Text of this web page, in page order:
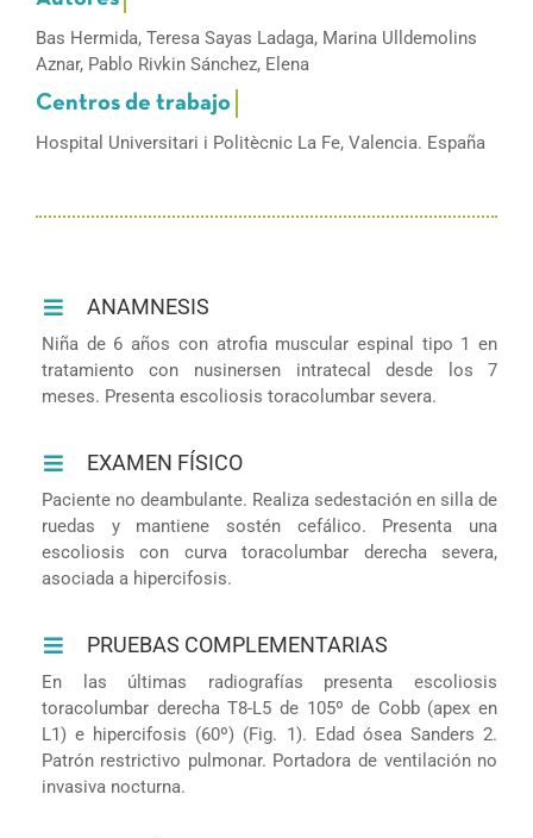
Bas Hermida, Teresa Sayas Ladaga, Marina Ulldemolins
Aznar, Pablo Rivkin Sánchez, Elena
Hospital Universitari i Politècnic La Fe, Valencia. España
ANAMNESIS
Niña de 6 años con atrofia muscular espinal tipo 1 en
tratamiento con nusinersen intratecal desde los 7
meses. Presenta escoliosis toracolumbar severa.
EXAMEN FÍSICO
Paciente no deambulante. Realiza sedestación en silla de
ruedas y mantiene sostén cefálico. Presenta una
escoliosis con curva toracolumbar derecha severa,
asociada a hipercifosis.
PRUEBAS COMPLEMENTARIAS
En las últimas radiografías presenta escoliosis
toracolumbar derecha T8-L5 de 105º de Cobb (apex en
L1) e hipercifosis (60º) (Fig. 1). Edad ósea Sanders 2.
Patrón restrictivo pulmonar. Portadora de ventilación no
invasiva nocturna.